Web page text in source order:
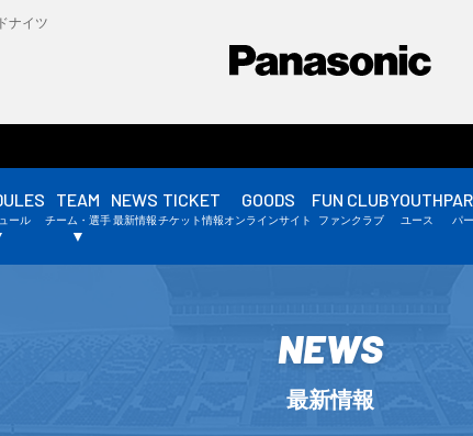
ナイツ
ール
TEAM
チーム・選手
▼
NEWS
最新情報
TICKET
チケット情報
GOODS
オンラインサイト
FUN CLUB
ファンクラブ
YOUTH
ユース パ
ール
・選手情報
・スタッフ情報
NEWS
最新情報